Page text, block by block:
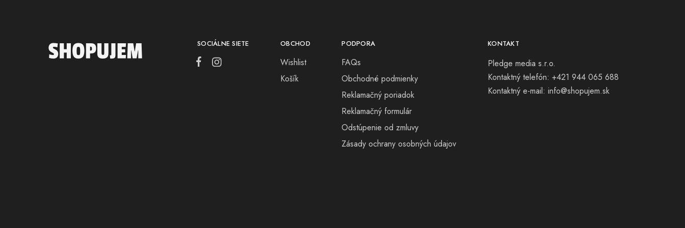
SOCIÁLNE SIETE OBCHOD
Wishlist
Košík
PODPORA
FAQs
Obchodné podmienky
Reklamačný poriadok
Reklamačný formulár
Odstúpenie od zmluvy
Zásady ochrany osobných údajov
KONTAKT
Pledge media s.r.o.
Kontaktný telefón: +421 944 065 688
Kontaktný e-mail: info@shopujem.sk